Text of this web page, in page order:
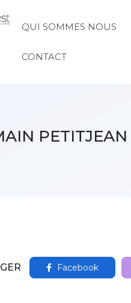
QUI SOMMES NOUS
CONTACT
PETITJEAN
Facebook